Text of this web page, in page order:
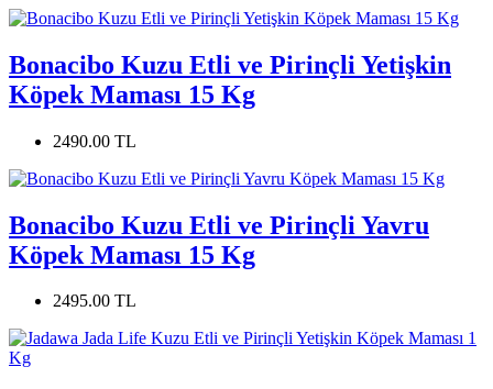
Bonacibo Kuzu Etli ve Pirinçli Yetişkin
Köpek Maması 15 Kg
2490.00 TL
Bonacibo Kuzu Etli ve Pirinçli Yavru
Köpek Maması 15 Kg
2495.00 TL